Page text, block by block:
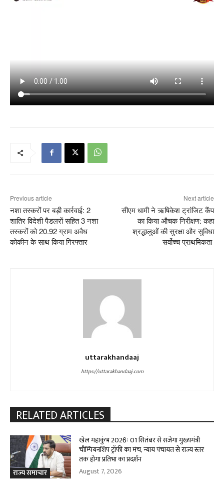
Previous article
नशा तस्करों पर बड़ी कार्रवाई: 2
शातिर विदेशी पैडलरों सहित 3 नशा
तस्करों को 20.92 ग्राम अवैध
कोकीन के साथ किया गिरफ्तार
Next article
सीएम धामी ने ऋषिकेश ट्रांजिट कैंप
का किया औचक निरीक्षण: कहा
श्रद्धालुओं की सुरक्षा और सुविधा
सर्वोच्च प्राथमिकता
uttarakhandaaj
https://uttarakhandaaj.com
RELATED ARTICLES
राज्य समाचार
खेल महाकुंभ 2026ः 01 सितंबर से सजेगा मुख्यमंत्री
चौम्पियनशिप ट्रॉफी का मंच, न्याय पंचायत से राज्य स्तर
तक होगा प्रतिभा का प्रदर्शन
August 7, 2026